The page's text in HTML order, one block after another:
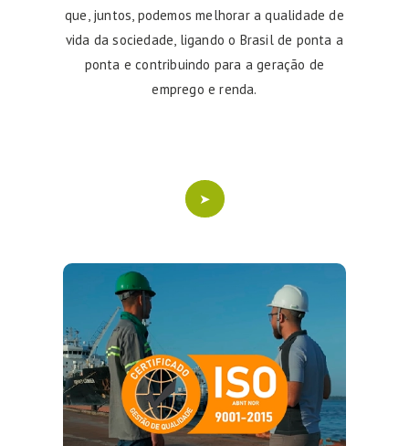
que, juntos, podemos melhorar a qualidade de
vida da sociedade, ligando o Brasil de ponta a
ponta e contribuindo para a geração de
emprego e renda.
➤